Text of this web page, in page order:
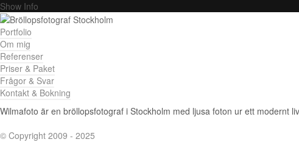
Show Info
Portfolio
Om mig
Referenser
Priser & Paket
Frågor & Svar
Kontakt & Bokning
Wilmafoto är en bröllopsfotograf i Stockholm med ljusa foton ur ett modernt
© Copyright 2009 - 2025